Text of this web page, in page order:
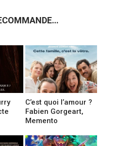
C’est quoi l’amour ?
Fabien Gorgeart,
Memento